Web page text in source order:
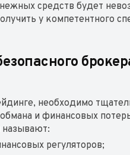
средств будет
у компетентного
необходимо
и финансовых
называют:
регуляторов;